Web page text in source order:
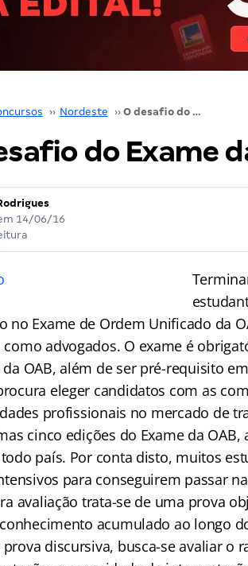
›› Nordeste ›› O desafio do Exame da OAB
do Exame
14/06/16
no Exame de Ordem Unificado da
advogados. O exame é
OAB, além de ser pré-requisito
eleger candidatos com as
profissionais no mercado de
cinco edições do Exame da
país. Por conta disto, muitos
para conseguirem passar
avaliação trata-se de uma prova
acumulado ao longo
discursiva, busca-se avaliar o